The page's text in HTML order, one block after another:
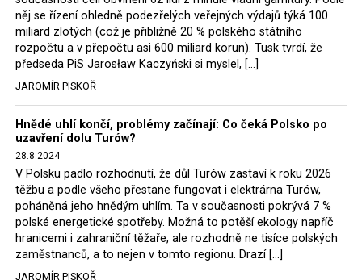
Rozhodnutí polského ministra spravedlnosti jistě potěší
německé, české a polské ekology, ale i těžaře. Je těžké si
představit, že by o takové věci rozhodoval sám ministr
Bodnar. Musel získat politický souhlas vládnoucí koalice.
Stále jsou totiž platné argumenty Morawieckého vlády,
že důl i elektrárna jsou – kromě zabezpečování cca 7 %
polského energetického mixu – klíčovými podniky, spolu
se svými dceřinými společnostmi zaměstnávají cca pět
tisíc lidí. Navíc s činností dolu a elektrárny nepřímo
souvisí dalších několik desítek tisíc pracovních míst v
regionu. Zelená politika ale opět zvítězila.
Rozhodnutí polského ministra spravedlnosti jistě potěší
německé, české a polské ekology, kteří žalobu u
něj se řízení ohledně podezřelých veřejných výdajů týká 100
miliard zlotých (což je přibližně 20 % polského státního
rozpočtu a v přepočtu asi 600 miliard korun). Tusk tvrdí, že
předseda PiS Jarosław Kaczyński si myslel, […]
JAROMÍR PISKOŘ
Hnědé uhlí končí, problémy začínají: Co čeká Polsko po
uzavření dolu Turów?
28.8.2024
V Polsku padlo rozhodnutí, že důl Turów zastaví k roku 2026
těžbu a podle všeho přestane fungovat i elektrárna Turów,
poháněná jeho hnědým uhlím. Ta v současnosti pokrývá 7 %
polské energetické spotřeby. Možná to potěší ekology napříč
hranicemi i zahraniční těžaře, ale rozhodně ne tisíce polských
zaměstnanců, a to nejen v tomto regionu. Drazí […]
JAROMÍR PISKOŘ